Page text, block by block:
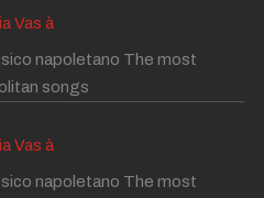
Vas à
napoletano The most
songs
Vas à
napoletano The most